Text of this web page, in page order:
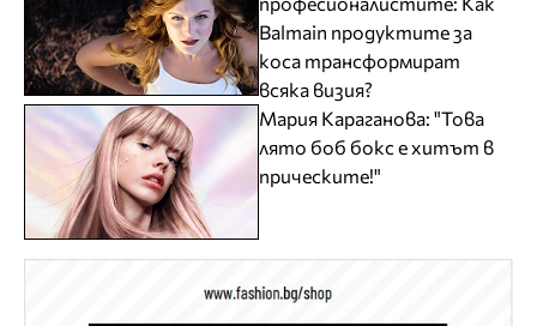
Balmain продуктите за
коса трансформират
всяка визия?
Мария Караганова: "Това
лято боб бокс е хитът в
прическите!"